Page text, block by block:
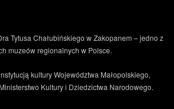
Tytusa Chałubińskiego w Zakopanem – jedno z
muzeów regionalnych w Polsce.
kultury Województwa Małopolskiego,
Kultury i Dziedzictwa Narodowego.